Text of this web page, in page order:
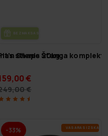
stienis 20kg
BEZ­MAK­SAS PIE­GĀ­DE
Shape Štanga
€
€
-33% VA­SA­RAS IZ­SKA­ŅA